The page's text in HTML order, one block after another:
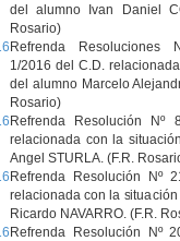
del alumno Ivan Daniel
Rosario)
Refrenda Resoluciones
1/2016 del C.D.
del alumno Marcelo
Rosario)
Refrenda Resolución Nº
relacionada con la
Angel STURLA. (F.R.
Refrenda Resolución Nº
relacionada con la
Ricardo NAVARRO. (F.R.
Refrenda Resolución Nº